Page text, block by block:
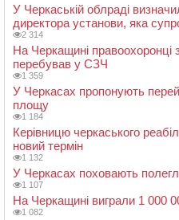
У Черкаській облраді
директора установи, яка
2 314
На Черкащині правоохоронці
перебував у СЗЧ
1 359
У Черкасах пропонують
площу
1 184
Керівницю черкаського
новий термін
1 132
У Черкасах поховають
1 107
На Черкащині виграли 1 000
1 082